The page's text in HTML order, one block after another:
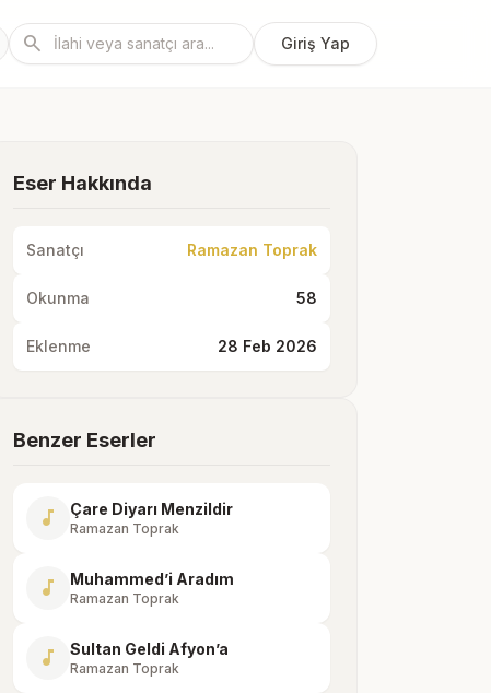
search Giriş Yap
Eser Hakkında
Sanatçı Ramazan Toprak
Okunma 58
Eklenme 28 Feb 2026
Benzer Eserler
music_note Çare Diyarı Menzildir
Ramazan Toprak
music_note Muhammed’i Aradım
Ramazan Toprak
music_note Sultan Geldi Afyon’a
Ramazan Toprak